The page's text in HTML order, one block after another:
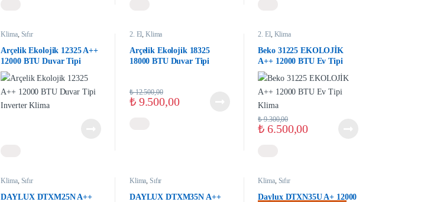
Klima, Sıfır
Arçelik Ekolojik 12325 A++
12000 BTU Duvar Tipi
Inverter Klima
2. El,Klima
Arçelik Ekolojik 18325
18000 BTU Duvar Tipi
₺9.500,00
₺12.500,00
2. El, Klima
Beko 31225 EKOLOJİK
A++ 12000 BTU Ev Tipi
Klima
₺ 6.500,00
₺9.300,00
Klima, Sıfır
DAYLUX DTXM25N A++
Klima,Sıfır
DAYLUX DTXM35N A++
Klima, Sıfır
Daylux DTXN35U A+ 12000